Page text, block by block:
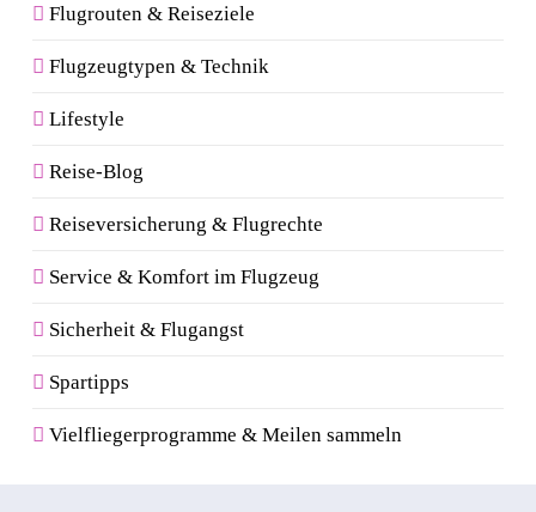
Flugrouten & Reiseziele
Flugzeugtypen & Technik
Lifestyle
Reise-Blog
Reiseversicherung & Flugrechte
Service & Komfort im Flugzeug
Sicherheit & Flugangst
Spartipps
Vielfliegerprogramme & Meilen sammeln